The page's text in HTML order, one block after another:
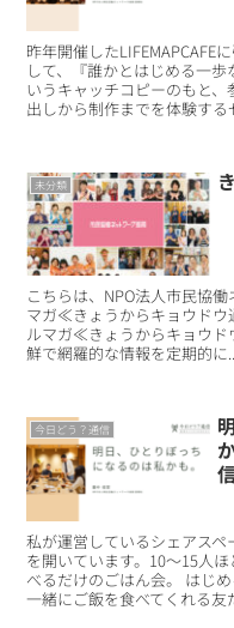
昨年開催したLIFEMAPCAFE
して、『誰かとはじめる一
いうキャッチコピーのもと
出しから制作までを体験する
未分類
こちらは、NPO法人市民協
マガ≪きょうからキョウドウ
ルマガ≪きょうからキョウド
鮮で網羅的な情報を定期的に
今日どう？通信
私が運営しているシェアスペ
を開いています。10～15人
べるだけのごはん会。 はじ
一緒にご飯を食べてくれる友